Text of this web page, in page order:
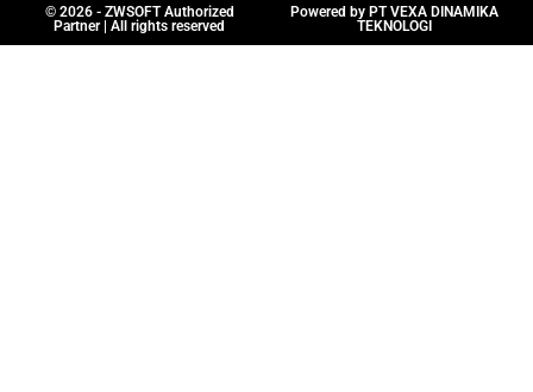
© 2026 - ZWSOFT Authorized
Partner | All rights reserved
Powered by PT VEXA DINAMIKA
TEKNOLOGI